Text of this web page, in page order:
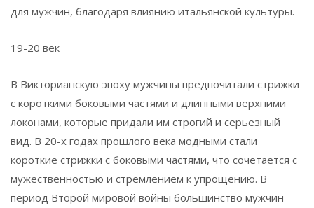
для мужчин, благодаря влиянию итальянской культуры.
19-20 век
В Викторианскую эпоху мужчины предпочитали стрижки
с короткими боковыми частями и длинными верхними
локонами, которые придали им строгий и серьезный
вид. В 20-х годах прошлого века модными стали
короткие стрижки с боковыми частями, что сочетается с
мужественностью и стремлением к упрощению. В
период Второй мировой войны большинство мужчин